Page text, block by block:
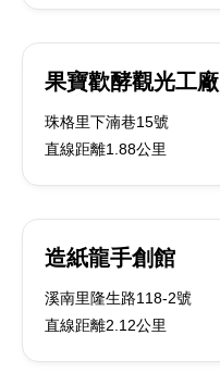
果寶歡酵觀光工廠
珠格里下湳巷15號
直線距離1.88公里
造紙龍手創館
溪南里隆生路118-2號
直線距離2.12公里